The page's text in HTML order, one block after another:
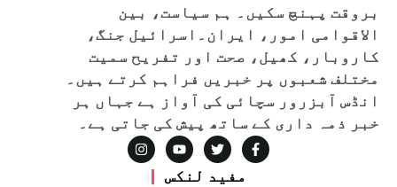
بروقت پہنچ سکیں۔ ہم سیاست، بین
الاقوامی امور، ایران۔اسرائیل جنگ،
کاروبار، کھیل، صحت اور تفریح سمیت
مختلف شعبوں پر خبریں فراہم کرتے ہیں۔
انڈس آبزرور سچائی کی آواز ہے جہاں ہر
خبر ذمہ داری کے ساتھ پیش کی جاتی ہے۔
مفید لنکس